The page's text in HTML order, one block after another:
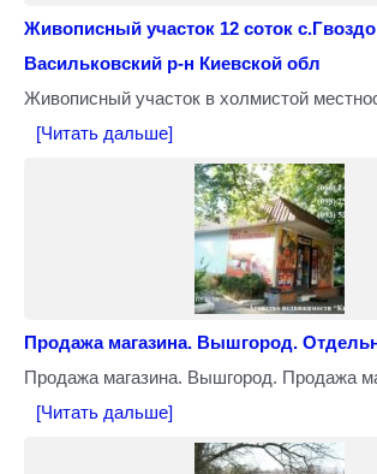
Живописный участок 12 соток
Васильковский р-н Киевской обл
Живописный участок в холмистой
[Читать дальше]
Продажа магазина. Вышгород.
Продажа магазина. Вышгород. Продажа
[Читать дальше]